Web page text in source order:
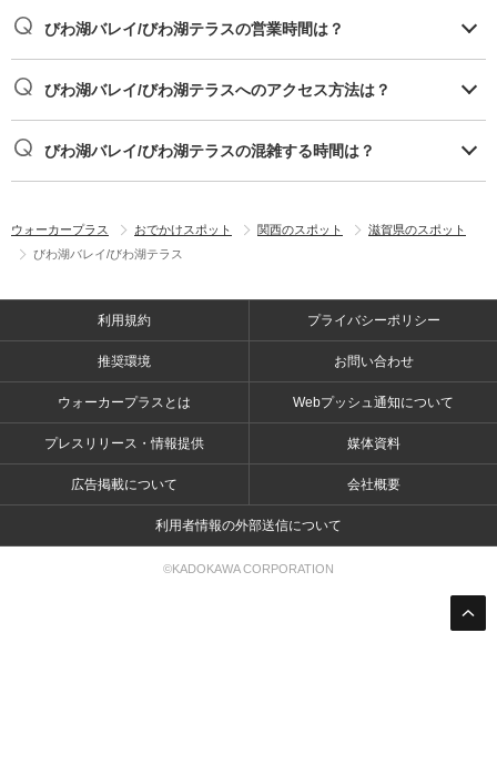
びわ湖バレイ/びわ湖テラスの営業時間は？
びわ湖バレイ/びわ湖テラスへのアクセス方法は？
びわ湖バレイ/びわ湖テラスの混雑する時間は？
ウォーカープラス おでかけスポット 関西のスポット
滋賀県のスポット
びわ湖バレイ/びわ湖テラス
利用規約 プライバシーポリシー
推奨環境 お問い合わせ
ウォーカープラスとは Webプッシュ通知について
プレスリリース・情報提供 媒体資料
広告掲載について 会社概要
利用者情報の外部送信について
©KADOKAWA CORPORATION